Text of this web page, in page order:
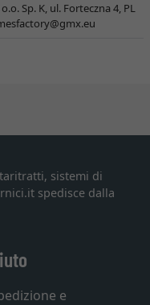
Sp. K, ul. Forteczna 4, PL
sistemi di
spedisce dalla
e